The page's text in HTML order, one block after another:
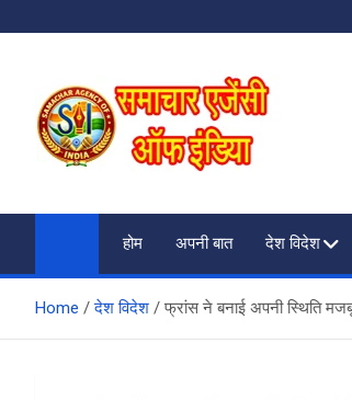
to
SAMACHAR
होम अपनी बात देश विदेश
Home देश विदेश फ्रांस ने बनाई अपनी स्थिति